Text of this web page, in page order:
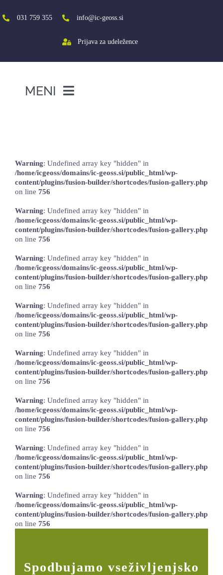
to
content
031 759 355 info@ic-geoss.si
Prijava za udeležence
MENI
SREDNJA ŠOLA
PROJEKTI
SOCIALNA AKTIVACIJA+
LOKALNA TOČKA SVOS
TEČAJI
KNJIŽNICA
Warning: Undefined array key "hidden" in
/home/icgeoss/domains/ic-geoss.si/public_html/wp-
content/plugins/fusion-builder/shortcodes/fusion-gallery.php
on line 756
Warning: Undefined array key "hidden" in
/home/icgeoss/domains/ic-geoss.si/public_html/wp-
content/plugins/fusion-builder/shortcodes/fusion-gallery.php
on line 756
Warning: Undefined array key "hidden" in
/home/icgeoss/domains/ic-geoss.si/public_html/wp-
content/plugins/fusion-builder/shortcodes/fusion-gallery.php
on line 756
Warning: Undefined array key "hidden" in
/home/icgeoss/domains/ic-geoss.si/public_html/wp-
content/plugins/fusion-builder/shortcodes/fusion-gallery.php
on line 756
Warning: Undefined array key "hidden" in
/home/icgeoss/domains/ic-geoss.si/public_html/wp-
content/plugins/fusion-builder/shortcodes/fusion-gallery.php
on line 756
Warning: Undefined array key "hidden" in
/home/icgeoss/domains/ic-geoss.si/public_html/wp-
content/plugins/fusion-builder/shortcodes/fusion-gallery.php
on line 756
Warning: Undefined array key "hidden" in
/home/icgeoss/domains/ic-geoss.si/public_html/wp-
content/plugins/fusion-builder/shortcodes/fusion-gallery.php
on line 756
Warning: Undefined array key "hidden" in
/home/icgeoss/domains/ic-geoss.si/public_html/wp-
content/plugins/fusion-builder/shortcodes/fusion-gallery.php
on line 756
Spodbujamo vseživljenjsko